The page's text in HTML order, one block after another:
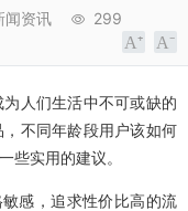
闻资讯 299
人们生活中不可或缺的
不同年龄段用户该如何
些实用的建议。
感，追求性价比高的流